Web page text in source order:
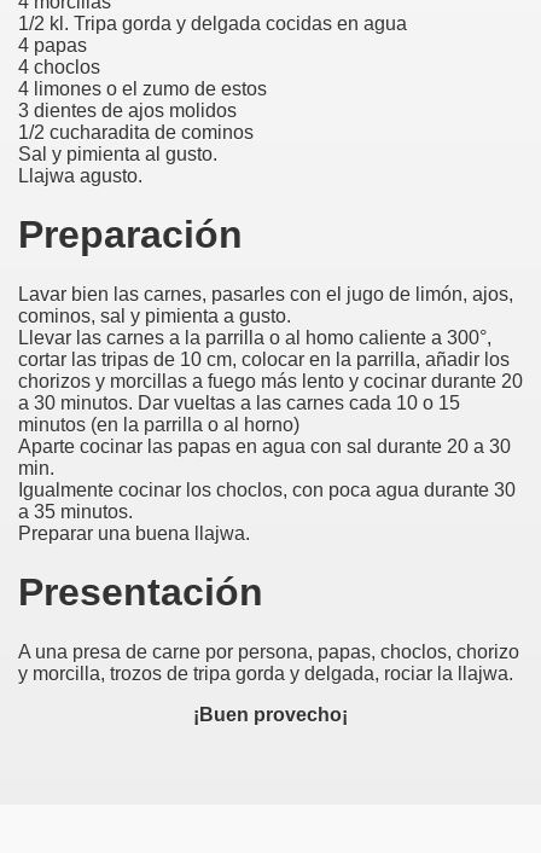
1/2 kl. Tripa gorda y delgada cocidas en agua
4 papas
4 choclos
4 limones o el zumo de estos
3 dientes de ajos molidos
1/2 cucharadita de cominos
Sal y pimienta al gusto.
Llajwa agusto.
Preparación
Lavar bien las carnes, pasarles con el jugo de limón, ajos,
cominos, sal y pimienta a gusto.
Llevar las carnes a la parrilla o al homo caliente a 300°,
cortar las tripas de 10 cm, colocar en la parrilla, añadir los
chorizos y morcillas a fuego más lento y cocinar durante 20
a 30 minutos. Dar vueltas a las carnes cada 10 o 15
minutos (en la parrilla o al horno)
Aparte cocinar las papas en agua con sal durante 20 a 30
min.
Igualmente cocinar los choclos, con poca agua durante 30
a 35 minutos.
Preparar una buena llajwa.
Presentación
A una presa de carne por persona, papas, choclos, chorizo
y morcilla, trozos de tripa gorda y delgada, rociar la llajwa.
¡Buen provecho¡